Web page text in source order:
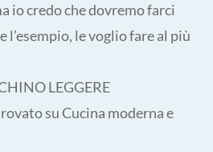
io credo che dovremo farci
l’esempio, le voglio fare al più
LEGGERE
su Cucina moderna e